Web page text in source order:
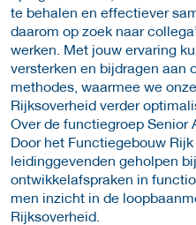
te behalen en effectiever
daarom op zoek naar
werken. Met jouw ervaring
versterken en bijdragen aan
methodes, waarmee we
Rijksoverheid verder
Over de functiegroep Senior
Door het Functiegebouw
leidinggevenden geholpen
ontwikkelafspraken in
men inzicht in de
Rijksoverheid.